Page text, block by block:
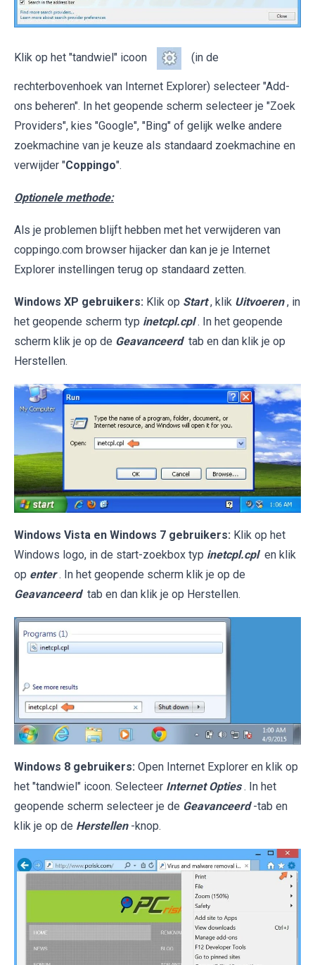
Klik op het "tandwiel" icoon (in de
rechterbovenhoek van Internet Explorer) selecteer "Add-
ons beheren". In het geopende scherm selecteer je "Zoek
Providers", kies "Google", "Bing" of gelijk welke andere
zoekmachine van je keuze als standaard zoekmachine en
verwijder "Coppingo".
Optionele methode:
Als je problemen blijft hebben met het verwijderen van
coppingo.com browser hijacker dan kan je je Internet
Explorer instellingen terug op standaard zetten.
Windows XP gebruikers: Klik op Start , klik Uitvoeren , in
het geopende scherm typ inetcpl.cpl . In het geopende
scherm klik je op de Geavanceerd tab en dan klik je op
Herstellen.
Windows Vista en Windows 7 gebruikers: Klik op het
Windows logo, in de start-zoekbox typ inetcpl.cpl en klik
op enter . In het geopende scherm klik je op de
Geavanceerd tab en dan klik je op Herstellen.
Windows 8 gebruikers: Open Internet Explorer en klik op
het "tandwiel" icoon. Selecteer Internet Opties . In het
geopende scherm selecteer je de Geavanceerd -tab en
klik je op de Herstellen -knop.